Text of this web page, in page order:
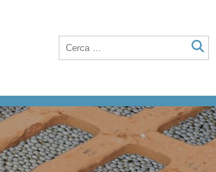
Plan
rettificati dalle elevate
anche a setti sottili
polistirene addittivato di